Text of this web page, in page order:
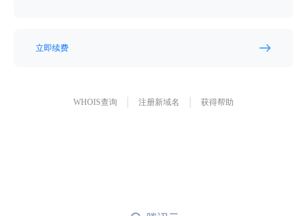
立即续费
WHOIS查询 注册新域名 获得帮助